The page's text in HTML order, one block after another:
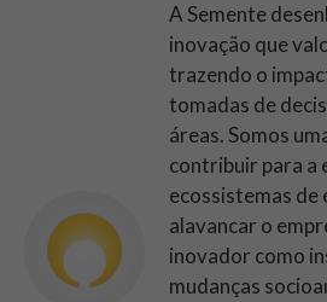
A Semente
inovação que
trazendo o
tomadas de
áreas. Somos
contribuir para a
ecossistemas
alavancar o
inovador como
mudanças